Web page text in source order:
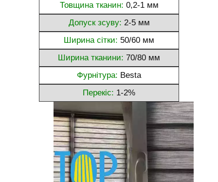
Товщина тканин: 0,2-1 мм
Допуск зсуву: 2-5 мм
Ширина сітки: 50/60 мм
Ширина тканини: 70/80 мм
Фурнітура: Besta
Перекіс: 1-2%